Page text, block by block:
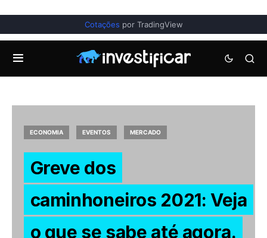
Cotações por TradingView
ECONOMIA EVENTOS MERCADO
Greve dos
caminhoneiros 2021: Veja
o que se sabe até agora.